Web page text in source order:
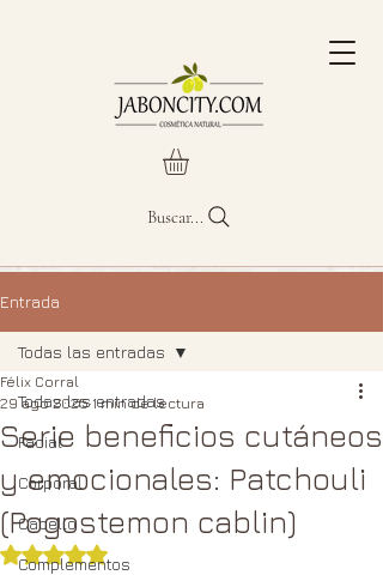
Buscar...
Entrada
Todas las entradas
Facial
Corporal
Cabello
Complementos
Todas las entradas
Serie beneficios cutáneos
y emocionales: Patchouli
(Pogostemon cablin)
Félix Corral
29 ago 2025 1 min de lectura
Obtuvo NaN de 5 estrellas.